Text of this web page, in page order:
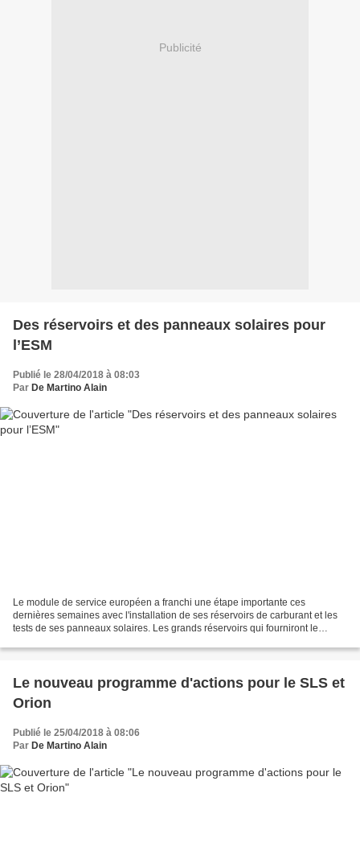
Publicité
Des réservoirs et des panneaux solaires pour
l’ESM
Publié le 28/04/2018 à 08:03
Par De Martino Alain
Le module de service européen a franchi une étape importante ces
dernières semaines avec l'installation de ses réservoirs de carburant et les
tests de ses panneaux solaires. Les grands réservoirs qui fourniront le
Le nouveau programme d'actions pour le SLS et
Orion
Publié le 25/04/2018 à 08:06
Par De Martino Alain